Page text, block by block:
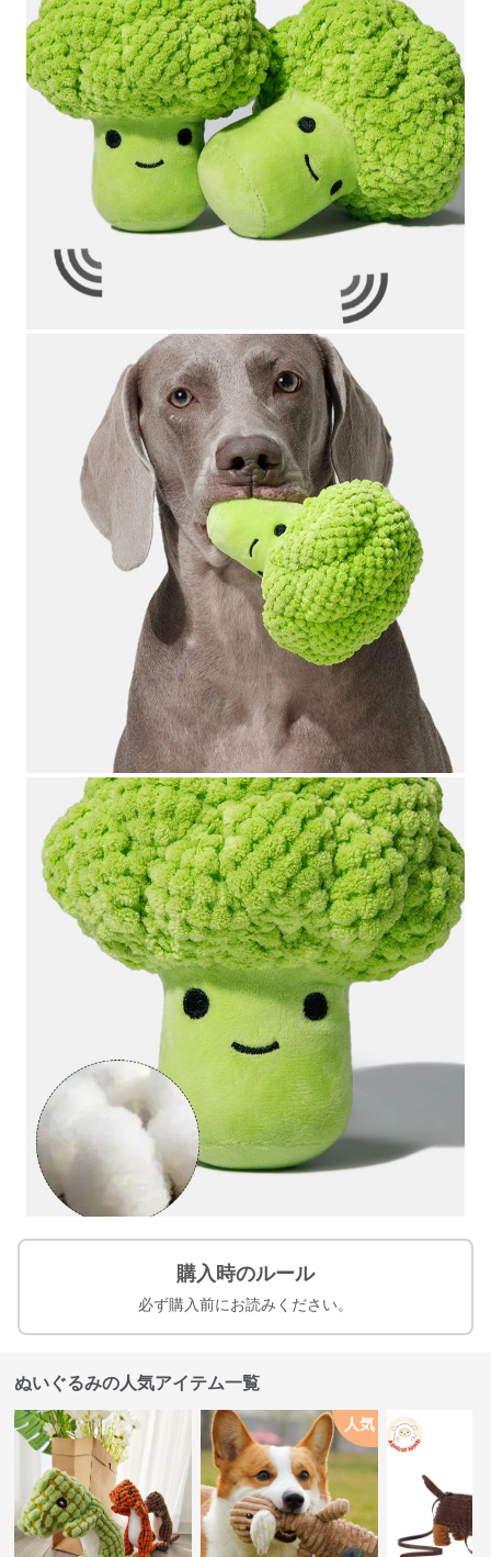
購入時のルール
必ず購入前にお読みください。
ぬいぐるみの人気アイテム一覧
人気